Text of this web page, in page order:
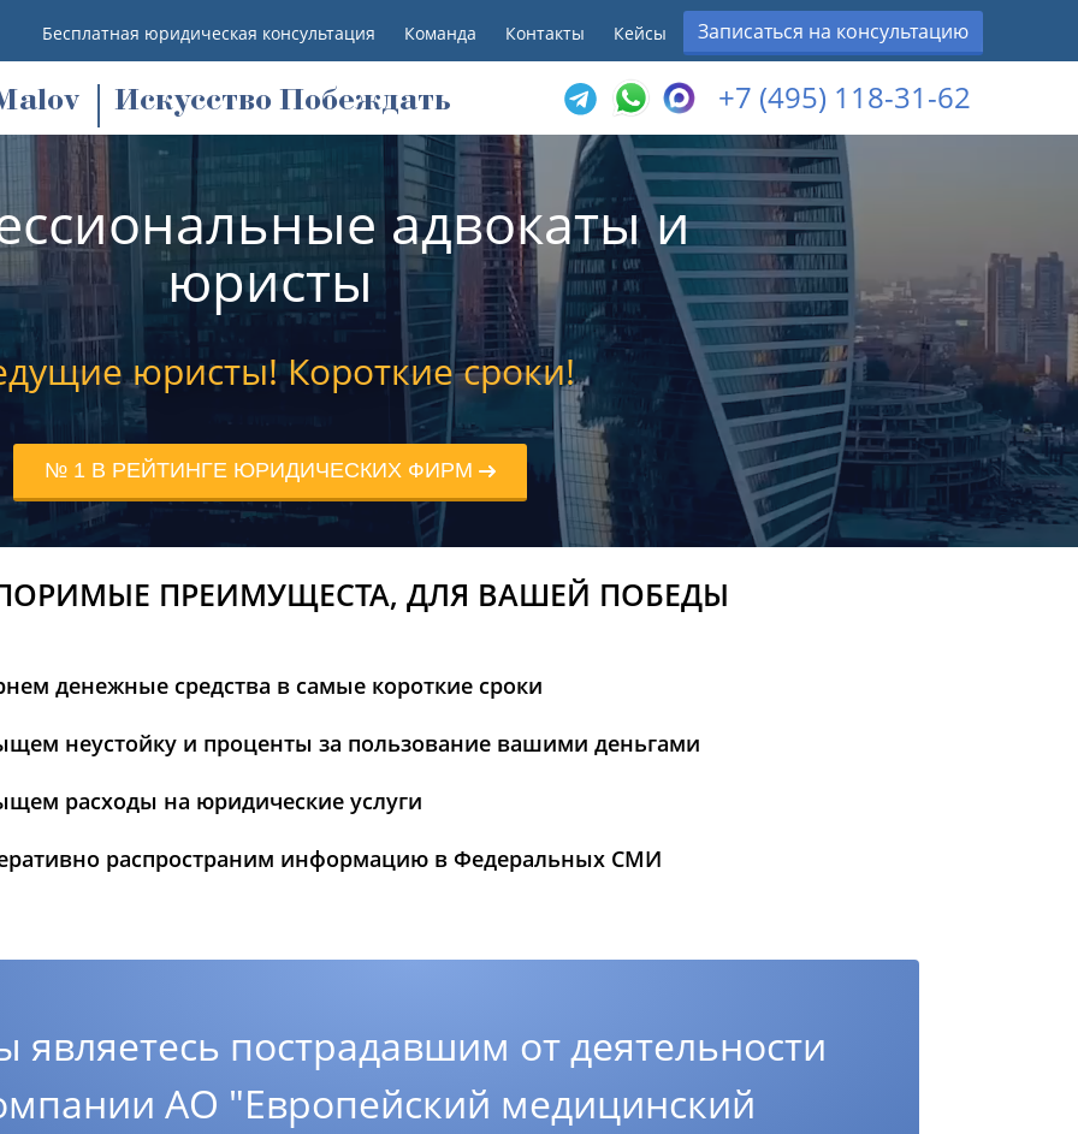
Бесплатная юридическая консультация Команда Контакты Кейсы Записаться на консультацию
alov Искусство Побеждать +7 (495) 118-31-62
адвокаты и
юристы
юристы! Короткие сроки!
№ 1 В РЕЙТИНГЕ ЮРИДИЧЕСКИХ ФИРМ
ПРЕИМУЩЕСТА, ДЛЯ ВАШЕЙ ПОБЕДЫ
денежные средства в самые короткие сроки
неустойку и проценты за пользование вашими деньгами
расходы на юридические услуги
распространим информацию в Федеральных СМИ
являетесь пострадавшим от деятельности
АО "Европейский медицинский